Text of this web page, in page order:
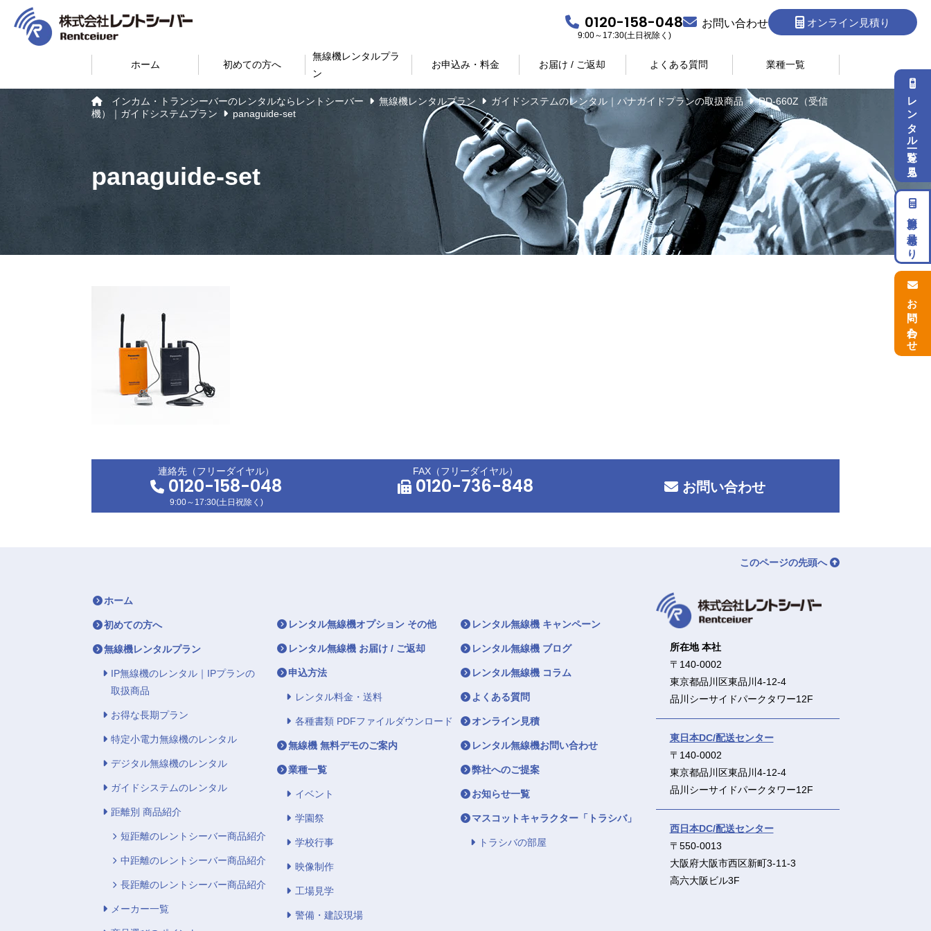
0120-158-048
9:00～17:30(土日祝除く)
お問い合わせ オンライン見積り
ホーム 初めての方へ
無線機レンタルプラ
ン
お申込み・料金 お届け / ご返却 よくある質問 業種一覧
レンタル一覧を見る
簡単お見積もり
お問い合わせ
インカム・トランシーバーのレンタルならレントシーバー 無線機レンタルプラン ガイドシステムのレンタル｜パナガイドプランの取扱商品
RD-660Z（受信
機）｜ガイドシステムプラン
panaguide-set
panaguide-set
連絡先（フリーダイヤル）
0120-158-048
9:00～17:30(土日祝除く)
FAX（フリーダイヤル）
0120-736-848 お問い合わせ
このページの先頭へ
ホーム
初めての方へ
無線機レンタルプラン
IP無線機のレンタル｜IPプランの
取扱商品
お得な長期プラン
特定小電力無線機のレンタル
デジタル無線機のレンタル
ガイドシステムのレンタル
距離別 商品紹介
短距離のレントシーバー商品紹介
中距離のレントシーバー商品紹介
長距離のレントシーバー商品紹介
メーカー一覧
レンタル無線機オプション その他
レンタル無線機 お届け / ご返却
申込方法
レンタル料金・送料
各種書類 PDFファイルダウンロード
無線機 無料デモのご案内
業種一覧
イベント
学園祭
学校行事
映像制作
工場見学
警備・建設現場
レンタル無線機 キャンペーン
レンタル無線機 ブログ
レンタル無線機 コラム
よくある質問
オンライン見積
レンタル無線機お問い合わせ
弊社へのご提案
お知らせ一覧
マスコットキャラクター「トラシバ」
トラシバの部屋
所在地 本社
〒140-0002
東京都品川区東品川4-12-4
品川シーサイドパークタワー12F
東日本DC/配送センター
〒140-0002
東京都品川区東品川4-12-4
品川シーサイドパークタワー12F
西日本DC/配送センター
〒550-0013
大阪府大阪市西区新町3-11-3
高六大阪ビル3F